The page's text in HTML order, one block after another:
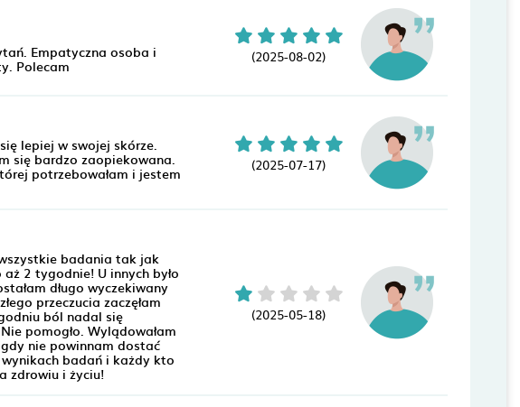
Empatyczna osoba i
Polecam (2025-08-02)
lepiej w swojej skórze.
się bardzo zaopiekowana.
potrzebowałam i jestem (2025-07-17)
badania tak jak
2 tygodnie! U innych było
długo wyczekiwany
przeczucia zaczęłam
ból nadal się
pomogło. Wylądowałam
nie powinnam dostać
badań i każdy kto
zdrowiu i życiu!
(2025-05-18)